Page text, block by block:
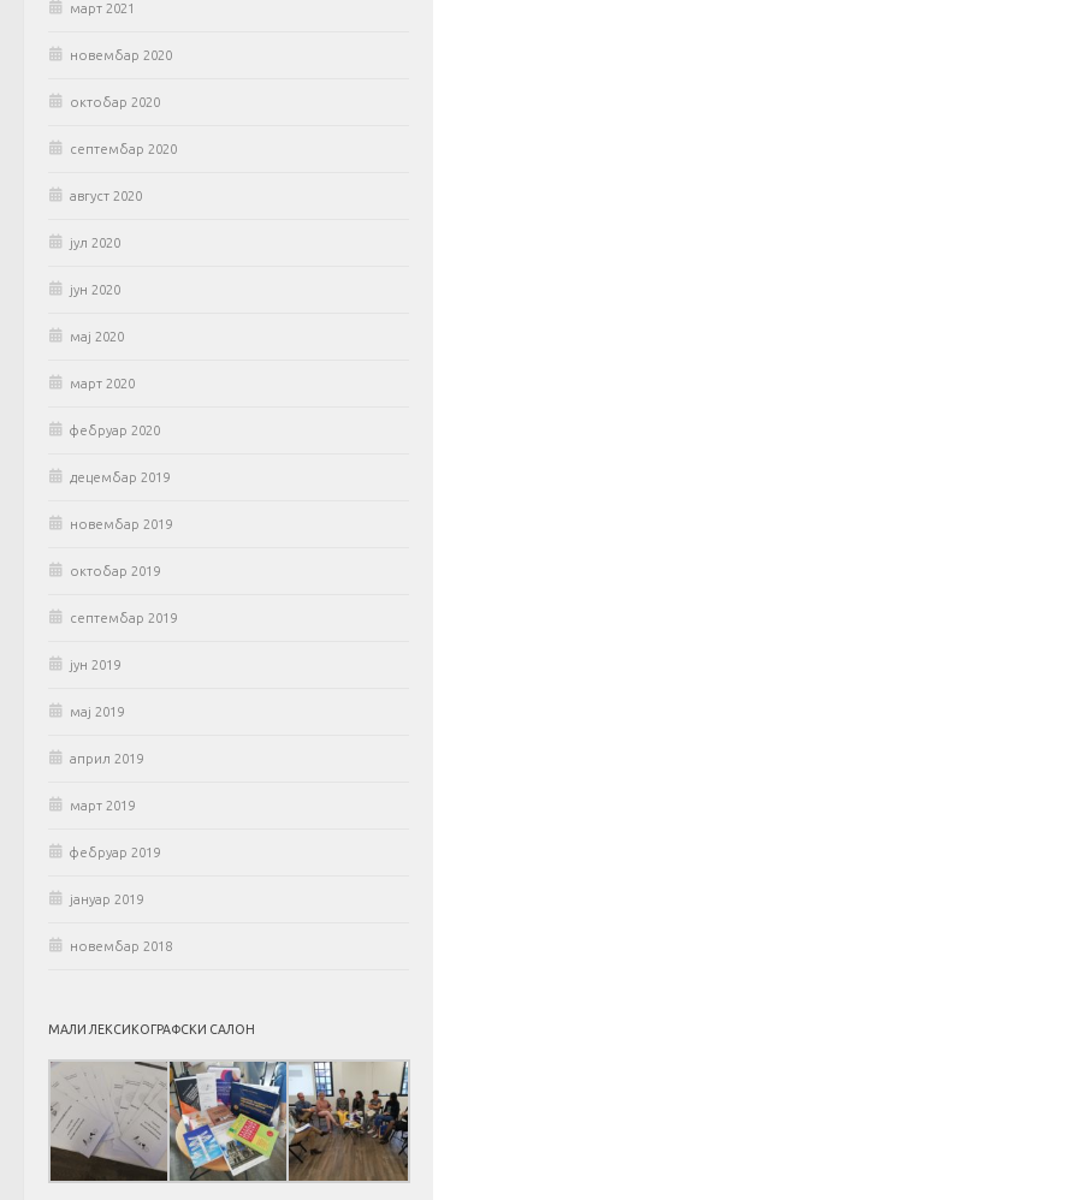
март 2021
новембар 2020
октобар 2020
септембар 2020
август 2020
јул 2020
јун 2020
мај 2020
март 2020
фебруар 2020
децембар 2019
новембар 2019
октобар 2019
септембар 2019
јун 2019
мај 2019
април 2019
март 2019
фебруар 2019
јануар 2019
новембар 2018
МАЛИ ЛЕКСИКОГРАФСКИ САЛОН